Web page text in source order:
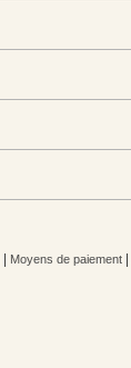
| Moyens de paiement|